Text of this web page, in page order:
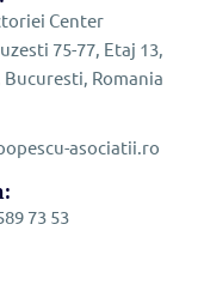
Center
75-77, Etaj 13,
Bucuresti, Romania
asociatii.ro
73 53